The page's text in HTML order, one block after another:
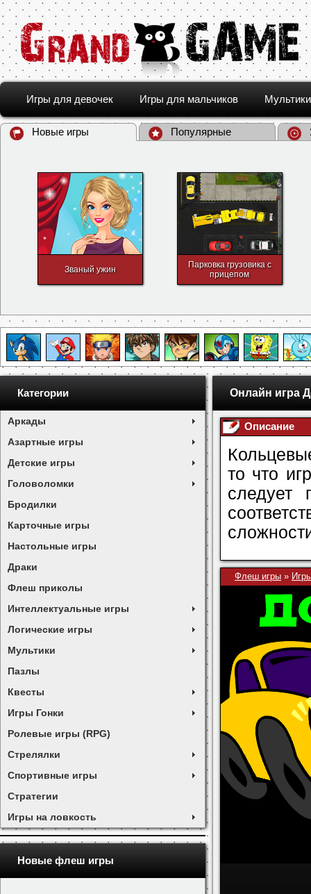
Игры для девочек Игры для мальчиков Мультики
Новые игры Популярные
Званый ужин
Парковка грузовика с
прицепом
Категории
Аркады
Азартные игры
Детские игры
Головоломки
Бродилки
Карточные игры
Настольные игры
Драки
Флеш приколы
Интеллектуальные игры
Логические игры
Мультики
Пазлы
Квесты
Игры Гонки
Ролевые игры (RPG)
Стрелялки
Спортивные игры
Стратегии
Игры на ловкость
Новые флеш игры
Онлайн игра
Описание
то что
следует
Флеш игры »